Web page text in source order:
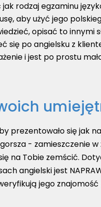
rodzaj egzaminu
aby użyć jego
opisać to innymi
się po angielsku z
i jest po prostu
prezentowało się jak
- zamieszczenie
na Tobie zemścić.
angielski jest
jego